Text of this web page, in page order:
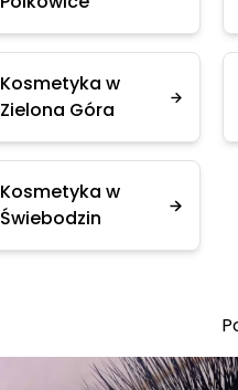
Kosmetyka w
Zielona Góra
Kosmetyka w
Świebodzin